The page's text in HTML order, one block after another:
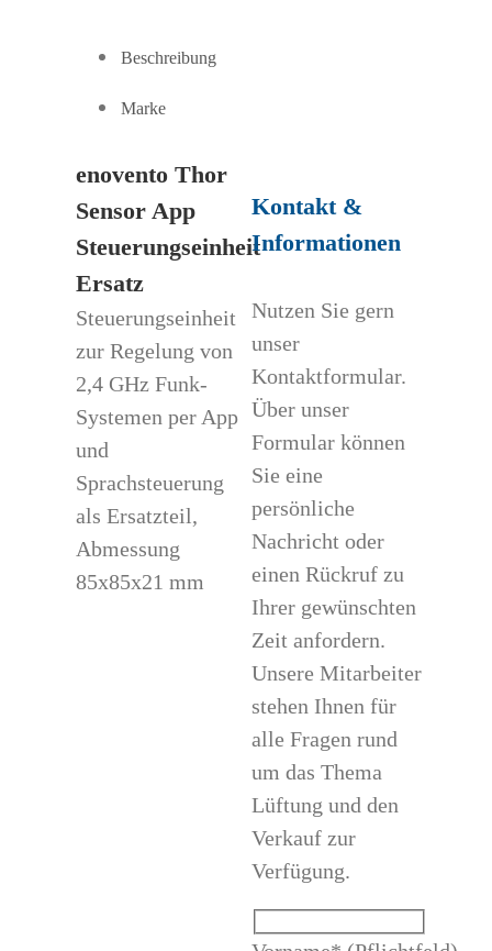
Menge
Beschreibung
Marke
enovento Thor
Sensor App
Steuerungseinheit
Ersatz
Steuerungseinheit
zur Regelung von
2,4 GHz Funk-
Systemen per App
und
Sprachsteuerung
als Ersatzteil,
Abmessung
85x85x21 mm
Kontakt &
Informationen
Nutzen Sie gern
unser
Kontaktformular.
Über unser
Formular können
Sie eine
persönliche
Nachricht oder
einen Rückruf zu
Ihrer gewünschten
Zeit anfordern.
Unsere Mitarbeiter
stehen Ihnen für
alle Fragen rund
um das Thema
Lüftung und den
Verkauf zur
Verfügung.